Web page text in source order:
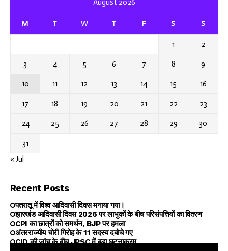
M T W T F S S
1 2
3 4 5 6 7 8 9
10 11 12 13 14 15 16
17 18 19 20 21 22 23
24 25 26 27 28 29 30
31
« Jul
Recent Posts
पतरातू में विश्व आदिवासी दिवस मनाया गया।
झारखंड आदिवासी दिवस 2026 पर लाभुकों के बीच परिसंपत्तियों का वितरण
CPI का छात्रों को समर्थन, BJP पर हमला
अंतरराज्यीय चोरी गिरोह के 11 सदस्य दबोचे गए
CID की जांच के बीच JPSC में बड़ा घटनाक्रम